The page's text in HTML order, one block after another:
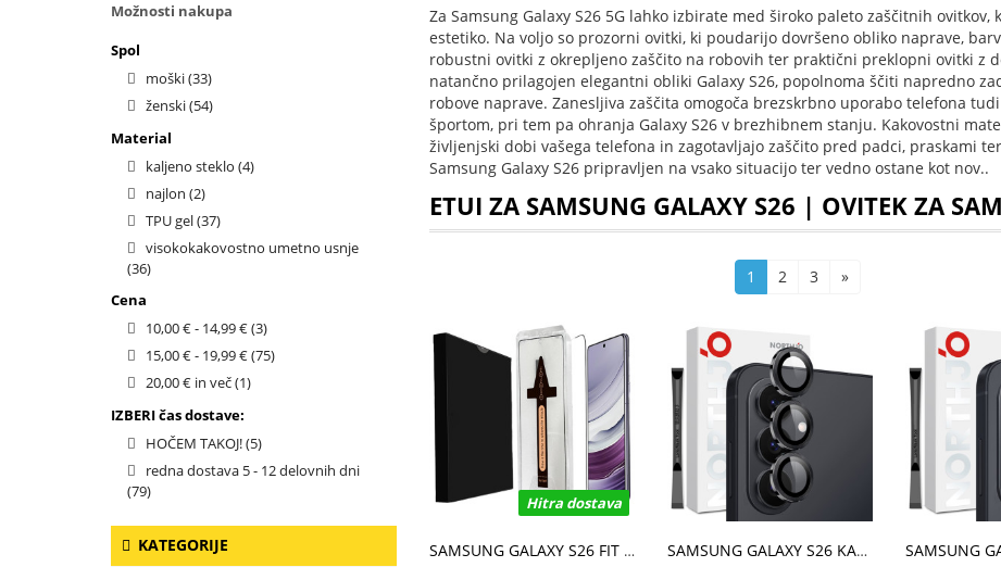
Za Samsung Galaxy S26 5G lahko izbirate med široko paleto zaščitnih
estetiko. Na voljo so prozorni ovitki, ki poudarijo dovršeno obliko naprave,
robustni ovitki z okrepljeno zaščito na robovih ter praktični preklopni ovitki z
natančno prilagojen elegantni obliki Galaxy S26, popolnoma ščiti napredno
robove naprave. Zanesljiva zaščita omogoča brezskrbno uporabo telefona
športom, pri tem pa ohranja Galaxy S26 v brezhibnem stanju. Kakovostni
življenjski dobi vašega telefona in zagotavljajo zaščito pred padci, praskami
Samsung Galaxy S26 pripravljen na vsako situacijo ter vedno ostane kot nov..
ETUI ZA SAMSUNG GALAXY S26 | OVITEK ZA
1 2 3 »
Hitra dostava
SAMSUNG GALAXY S26 FIT KALJENO STEKLO S POTISKOM ČRN - FULL GLUE
SAMSUNG GALAXY S26 KALJENO STEKLO ZA ZADNJO KAMERO
Možnosti nakupa
Spol
moški(33)
ženski(54)
Material
kaljeno steklo (4)
najlon (2)
TPU gel(37)
visokokakovostno umetno usnje
(36)
Cena
10,00 €- 14,99 €(3)
15,00 €- 19,99 €(75)
20,00 € in več(1)
IZBERI čas dostave:
HOČEM TAKOJ!(5)
redna dostava 5 - 12 delovnih dni
(79)
KATEGORIJE